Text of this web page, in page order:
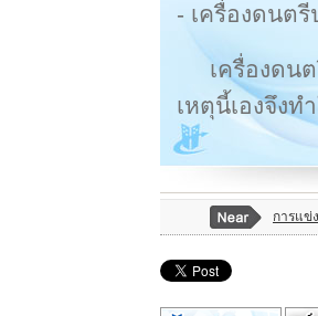
- เครื่องดนต
เครื่องดน
เหตุนี้เองจึง
การแข่